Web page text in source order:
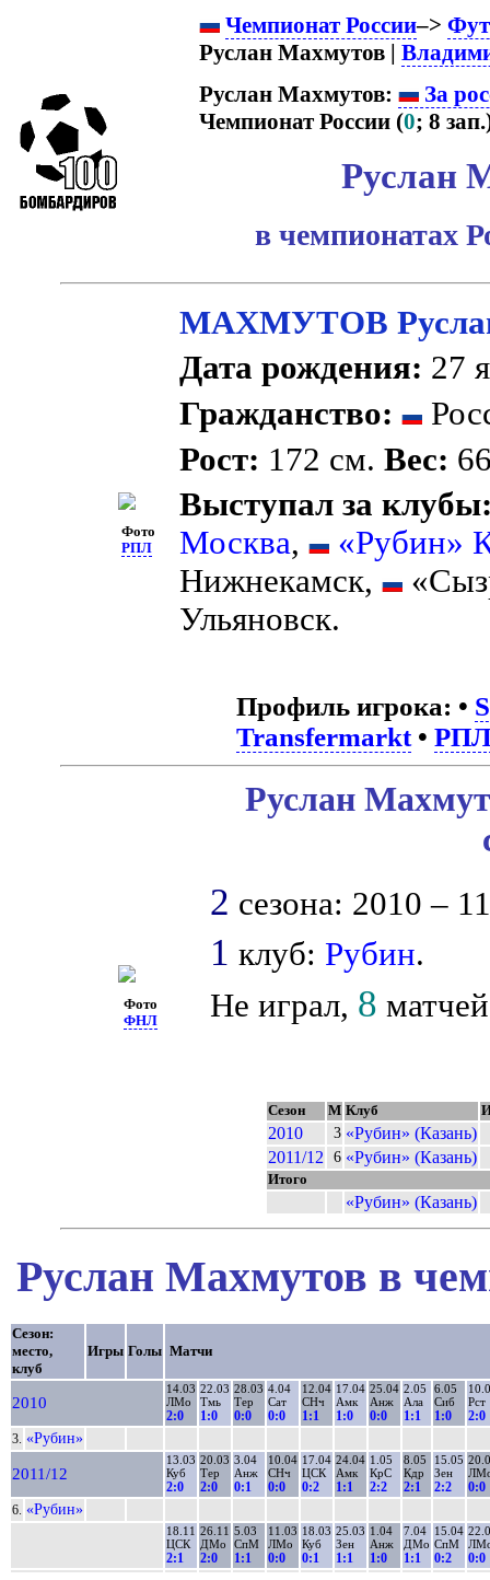
Чемпионат России–>
Руслан Махмутов |
Руслан Махмутов:
За
Чемпионат России (0; 8
Руслан
в чемпионатах
Фото
РПЛ
МАХМУТОВ
Дата рождения: 27
Гражданство:
Рост: 172 см.Вес:
Выступал за
Москва,
«Рубин»
Нижнекамск,
Ульяновск.
Профиль игрока: •
Transfermarkt•
Фото
ФНЛ
Руслан
2 сезона: 2010 –
1 клуб: Рубин.
Не играл, 8
Сезон М Клуб
2010 3 «Рубин» (Казань)
2011/12
6 «Рубин» (Казань)
Итого
«Рубин» (Казань)
Руслан Махмутов в
Сезон:
место,
клуб
Игры Голы Матчи
2010
14.03
ЛМо
2:0
22.03
Тмь
1:0
28.03
Тер
0:0
4.04
Сат
0:0
12.04
СНч
1:1
17.04
Амк
1:0
25.04
Анж
0:0
2.05
Ала
1:1
6.05
Сиб
1:0
Рст
2:0
3. «Рубин»
2011/12
13.03
Куб
2:0
20.03
Тер
2:0
3.04
Анж
0:1
10.04
СНч
0:0
17.04
ЦСК
0:2
24.04
Амк
1:1
1.05
КрС
2:2
8.05
Кдр
2:1
15.05
Зен
2:2 0:0
6. «Рубин»
18.11
ЦСК
2:1
26.11
ДМо
2:0
5.03
СпМ
1:1
11.03
ЛМо
0:0
18.03
Куб
0:1
25.03
Зен
1:1
1.04
Анж
1:0
7.04
ДМо
1:1
15.04
СпМ
0:2 0:0